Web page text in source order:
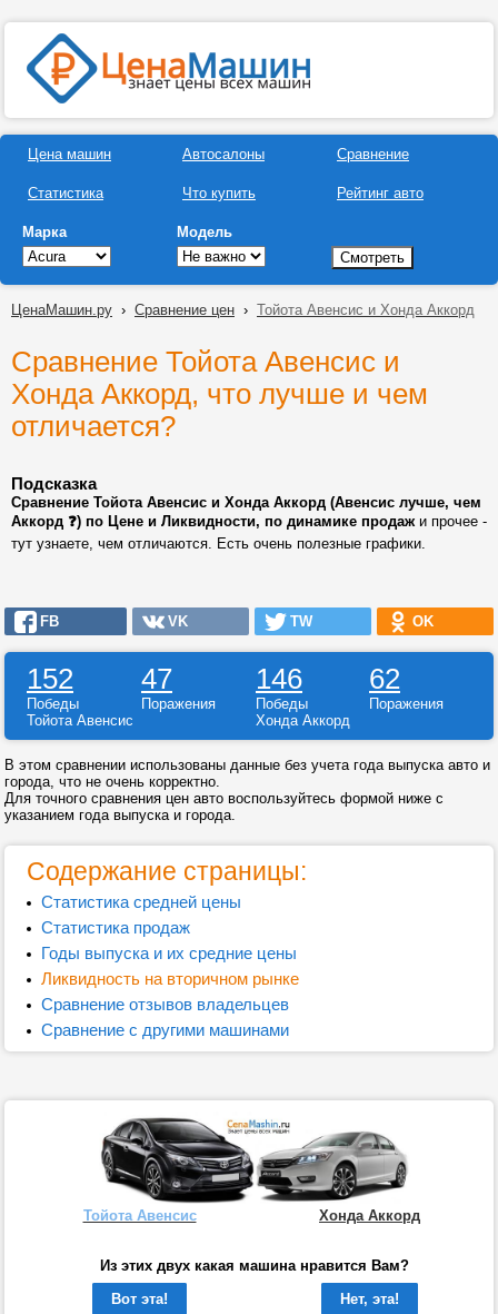
Цена машин
Статистика
Автосалоны
Что купить
Сравнение
Рейтинг авто
Марка Модель
ЦенаМашин.ру › Сравнение цен › Тойота Авенсис и Хонда Аккорд
Сравнение Тойота Авенсис и
Хонда Аккорд, что лучше и чем
отличается?
Подсказка
Сравнение Тойота Авенсис и Хонда Аккорд (Авенсис лучше, чем
Аккорд ❓) по Цене и Ликвидности, по динамике продажи прочее -
тут узнаете, чем отличаются. Есть очень полезные графики.
FB VK TW OK
152 47 146 62
Победы Поражения Победы
Поражения
Тойота Авенсис
Хонда Аккорд
В этом сравнении использованы данные без учета года выпуска авто и
города, что не очень корректно.
Для точного сравнения цен авто воспользуйтесь формой ниже с
указанием года выпуска и города.
Содержание страницы:
Статистика средней цены
Статистика продаж
Годы выпуска и их средние цены
Ликвидность на вторичном рынке
Сравнение отзывов владельцев
Сравнение с другими машинами
Тойота Авенсис Хонда Аккорд
Из этих двух какая машина нравится Вам?
Вот эта!
Нет, эта!